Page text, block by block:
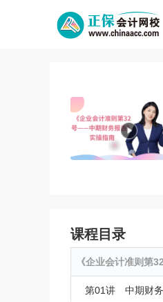
课程目录
《企业会计准则
第01讲 中期财务